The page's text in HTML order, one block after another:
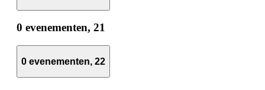
0 evenementen, 21
0 evenementen, 22